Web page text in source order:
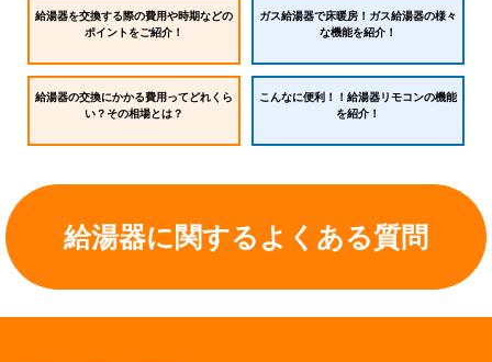
給湯器を交換する際の費用や時期などの
ポイントをご紹介！
ガス給湯器で床暖房！ガス給湯器の様々
な機能を紹介！
給湯器の交換にかかる費用ってどれくら
い？その相場とは？
こんなに便利！！給湯器リモコンの機能
を紹介！
給湯器に関するよくある質問